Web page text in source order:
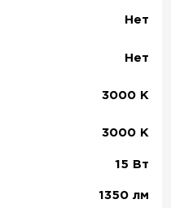
Нет
Нет
3000К
3000К
15 Вт
1350лм